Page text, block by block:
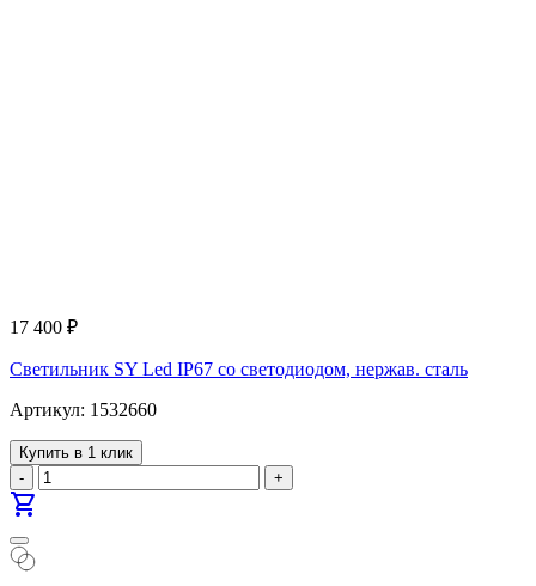
17 400 ₽
Светильник SY Led IP67 со светодиодом, нержав. сталь
Артикул: 1532660
Купить в 1 клик
-
+
shopping_cart